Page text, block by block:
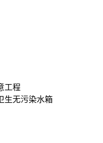
工程
生无污染水箱